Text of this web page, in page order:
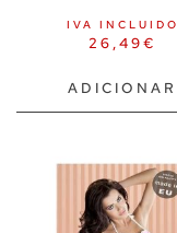
26,49€
IVA INCLUIDO
ADICIONAR